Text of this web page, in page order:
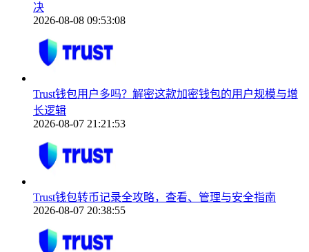
决
2026-08-08 09:53:08
Trust钱包用户多吗？解密这款加密钱包的用户规模与增
长逻辑
2026-08-07 21:21:53
Trust钱包转币记录全攻略，查看、管理与安全指南
2026-08-07 20:38:55